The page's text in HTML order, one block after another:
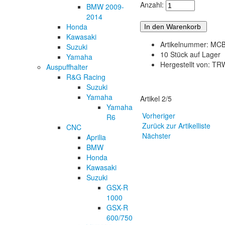
BMW 2009-
2014
Honda
Kawasaki
Suzuki
Yamaha
Auspuffhalter
R&G Racing
Suzuki
Yamaha
Yamaha
R6
CNC
Aprilia
BMW
Honda
Kawasaki
Suzuki
GSX-R
1000
GSX-R
600/750
Anzahl:
Artikelnummer:
10 Stück auf Lager
Hergestellt von:
Artikel 2/5
Vorheriger
Zurück zur Artikelliste
Nächster